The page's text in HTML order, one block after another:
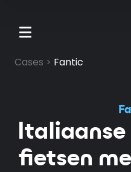
Cases > Fantic
fietsen